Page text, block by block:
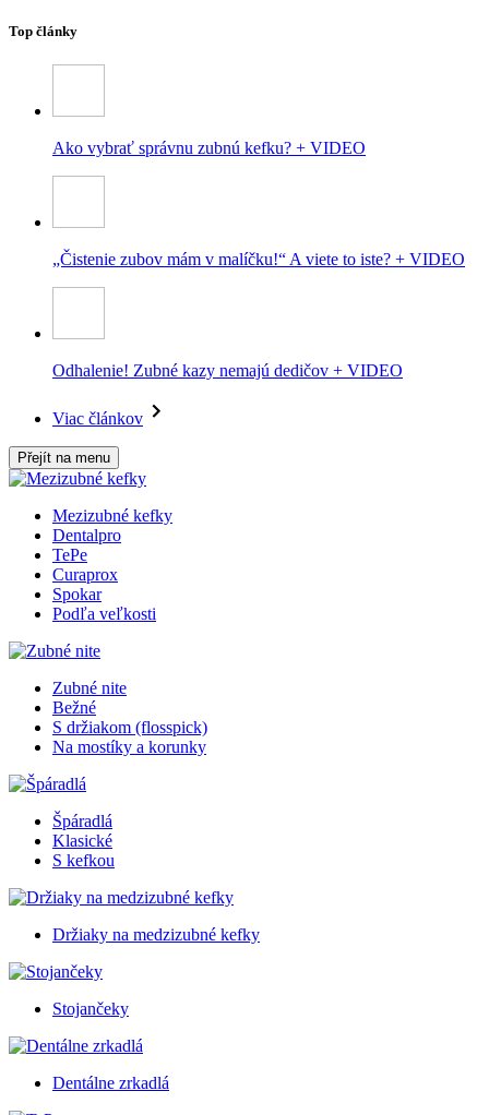
Top články
Ako vybrať správnu zubnú kefku? + VIDEO
„Čistenie zubov mám v malíčku!“ A viete to iste? + VIDEO
Odhalenie! Zubné kazy nemajú dedičov + VIDEO
Viac článkov
Přejít na menu
Mezizubné kefky
Dentalpro
TePe
Curaprox
Spokar
Podľa veľkosti
Zubné nite
Bežné
S držiakom (flosspick)
Na mostíky a korunky
Špáradlá
Klasické
S kefkou
Držiaky na medzizubné kefky
Stojančeky
Dentálne zrkadlá